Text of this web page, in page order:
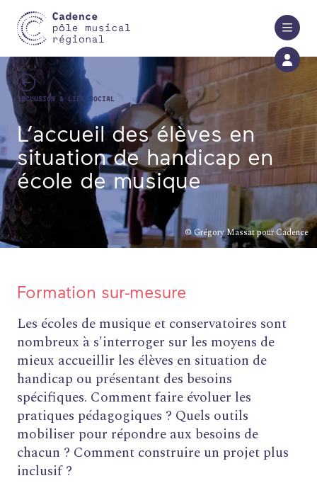
© Grégory Massat pour Cadence
INCLUSION & LIEN SOCIAL
L’accueil des élèves en
situation de handicap en
école de musique
Formation sur-mesure
Les écoles de musique et conservatoires sont
nombreux à s'interroger sur les moyens de
mieux accueillir les élèves en situation de
handicap ou présentant des besoins
spécifiques. Comment faire évoluer les
pratiques pédagogiques ? Quels outils
mobiliser pour répondre aux besoins de
chacun ? Comment construire un projet plus
inclusif ?